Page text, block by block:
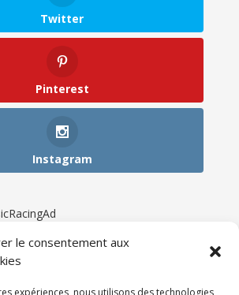
le consentement aux
expériences, nous utilisons des technologies
Twitter
Pinterest
Instagram